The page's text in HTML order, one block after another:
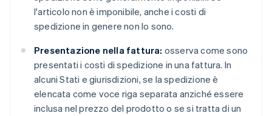
l'articolo non è imponibile, anche i costi di
spedizione in genere non lo sono.
Presentazione nella fattura: osserva come sono
presentati i costi di spedizione in una fattura. In
alcuni Stati e giurisdizioni, se la spedizione è
elencata come voce riga separata anziché essere
inclusa nel prezzo del prodotto o se si tratta di un